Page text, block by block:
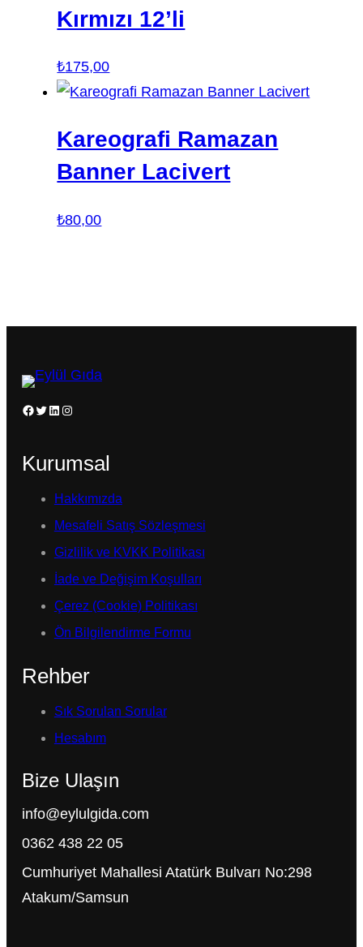
Kırmızı 12’li
₺175,00
Kareografi Ramazan
Banner Lacivert
₺80,00
Facebook Twitter LinkedIn Instagram
Kurumsal
Hakkımızda
Mesafeli Satış Sözleşmesi
Gizlilik ve KVKK Politikası
İade ve Değişim Koşulları
Çerez (Cookie) Politikası
Ön Bilgilendirme Formu
Rehber
Sık Sorulan Sorular
Hesabım
Bize Ulaşın
info@eylulgida.com
0362 438 22 05
Cumhuriyet Mahallesi Atatürk Bulvarı No:298
Atakum/Samsun